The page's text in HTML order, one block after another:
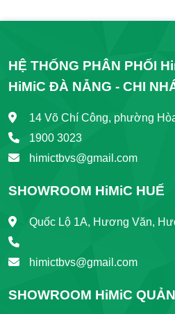
HỆ THỐNG PHÂN PHỐI
HiMiC ĐÀ NẴNG - CHI
14 Võ Chí Công, phường
1900 3023
himictbvs@gmail.com
SHOWROOM HiMiC HUẾ
Quốc Lộ 1A, Hương Văn,
himictbvs@gmail.com
SHOWROOM HiMiC